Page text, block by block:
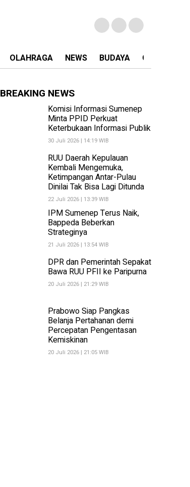
OLAHRAGA NEWS BUDAYA OPINI
BREAKING NEWS
Komisi Informasi Sumenep
Minta PPID Perkuat
Keterbukaan Informasi Publik
30 Juli 2026 | 14:19 WIB
RUU Daerah Kepulauan
Kembali Mengemuka,
Ketimpangan Antar-Pulau
Dinilai Tak Bisa Lagi Ditunda
22 Juli 2026 | 13:39 WIB
IPM Sumenep Terus Naik,
Bappeda Beberkan
Strateginya
21 Juli 2026 | 13:54 WIB
DPR dan Pemerintah Sepakat
Bawa RUU PFII ke Paripurna
20 Juli 2026 | 21:29 WIB
Prabowo Siap Pangkas
Belanja Pertahanan demi
Percepatan Pengentasan
Kemiskinan
20 Juli 2026 | 21:05 WIB